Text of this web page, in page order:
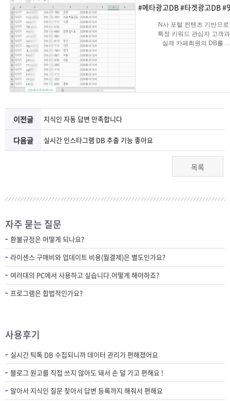
는?
매
그
램
품
문
의
센
터
이
페
이
지
파
트
너
#메타광고DB #타겟광고DB #
N사 포털 컨텐츠 기반으로
특정 키워드 관심자 고객과
실제 카페회원의 DB를
이전글 지식인 자동 답변 만족합니다
다음글 실시간 인스타그램 DB 추출 기능 좋아요
목록
자주 묻는 질문
환불규정은 어떻게 되나요?
라이센스 구매비와 업데이트 비용(월결제)은 별도인가요?
여러대의 PC에서 사용하고 싶습니다.어떻게 해야하죠?
프로그램은 합법적인가요?
사용후기
실시간 틱톡 DB 수집되니까 데이터 관리가 편해졌어요
블로그 원고를 직접 쓰지 않아도 돼서 손 덜 가고 편해요 !
알아서 지식인 질문 찾아서 답변 등록까지 해줘서 편해요